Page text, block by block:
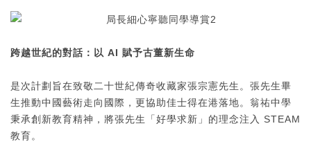
跨越世紀的對話：以 AI 賦予古董新生命
是次計劃旨在致敬二十世紀傳奇收藏家張宗憲先生。張先生畢
生推動中國藝術走向國際，更協助佳士得在港落地。翁祐中學
秉承創新教育精神，將張先生「好學求新」的理念注入 STEAM
教育。